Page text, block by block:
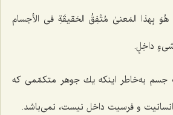
بِهذا المَعنىٰ مُتَّفِقُ الحَقیقَةِ فی الأجسام
داخِلٍ.
جسم به‌خاطر اینكه یك جوهر متكمّمى كه
و فرسیت داخل نیست، نمی‌باشد.